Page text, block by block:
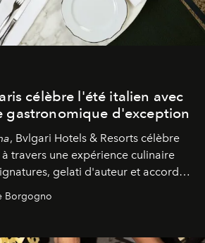
célèbre l'été italien avec
gastronomique d'exception
, Bvlgari Hotels & Resorts célèbre
travers une expérience culinaire
gelati d'auteur et accords
un véritable voyage sensoriel.
Borgogno